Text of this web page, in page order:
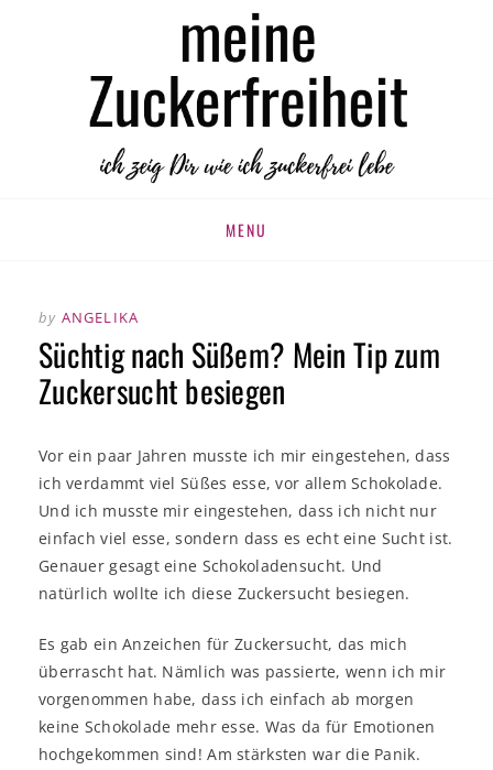
MEINE
ZUCKERFREIHEIT
zuckerfrei leben
MENU
by ANGELIKA
Süchtig nach Süßem? Mein Tip zum
Zuckersucht besiegen
Vor ein paar Jahren musste ich mir eingestehen, dass
ich verdammt viel Süßes esse, vor allem Schokolade.
Und ich musste mir eingestehen, dass ich nicht nur
einfach viel esse, sondern dass es echt eine Sucht ist.
Genauer gesagt eine Schokoladensucht. Und
natürlich wollte ich diese Zuckersucht besiegen.
Es gab ein Anzeichen für Zuckersucht, das mich
überrascht hat. Nämlich was passierte, wenn ich mir
vorgenommen habe, dass ich einfach ab morgen
keine Schokolade mehr esse. Was da für Emotionen
hochgekommen sind! Am stärksten war die Panik.